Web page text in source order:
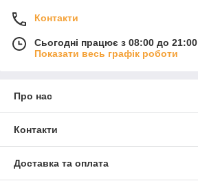
Контакти
Сьогодні працює з 08:00 до 21:00
Показати весь графік роботи
Про нас
Контакти
Доставка та оплата